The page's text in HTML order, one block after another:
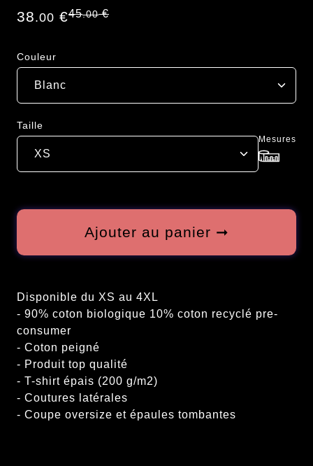
38.00 €45.00 €
Couleur
Taille
Mesures
Ajouter au panier ➞
Disponible du XS au 4XL
- 90% coton biologique 10% coton recyclé pre-
consumer
- Coton peigné
- Produit top qualité
- T-shirt épais (200 g/m2)
- Coutures latérales